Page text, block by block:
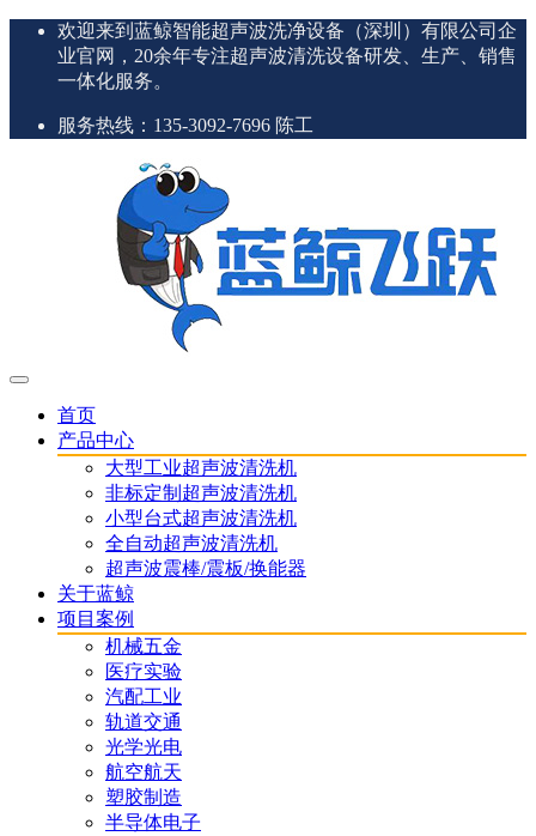
欢迎来到蓝鲸智能超声波洗净设备（深圳）有限公司企
业官网，20余年专注超声波清洗设备研发、生产、销售
一体化服务。
服务热线：135-3092-7696 陈工
首页
产品中心
大型工业超声波清洗机
非标定制超声波清洗机
小型台式超声波清洗机
全自动超声波清洗机
超声波震棒/震板/换能器
关于蓝鲸
项目案例
机械五金
医疗实验
汽配工业
轨道交通
光学光电
航空航天
塑胶制造
半导体电子